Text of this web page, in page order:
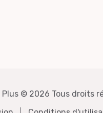
Plus© 2026 Tous droits